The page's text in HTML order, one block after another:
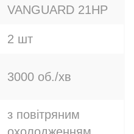
VANGUARD 21HP
2 шт
3000 об./хв
з повітряним